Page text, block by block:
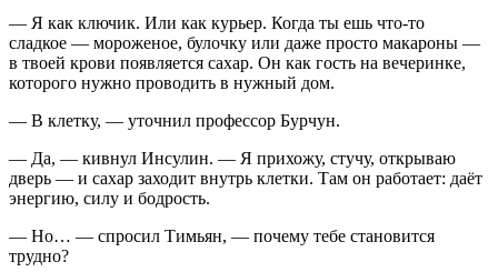
— Я как ключик. Или как курьер. Когда ты ешь что-то
сладкое — мороженое, булочку или даже просто макароны —
в твоей крови появляется сахар. Он как гость на вечеринке,
которого нужно проводить в нужный дом.
— В клетку, — уточнил профессор Бурчун.
— Да, — кивнул Инсулин. — Я прихожу, стучу, открываю
дверь — и сахар заходит внутрь клетки. Там он работает: даёт
энергию, силу и бодрость.
— Но… — спросил Тимьян, — почему тебе становится
трудно?